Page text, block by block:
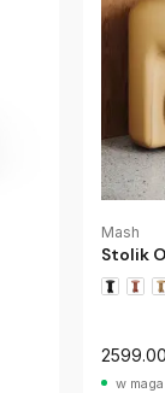
Mash
Stolik
w